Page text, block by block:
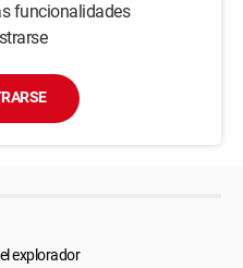
funcionalidades
explorador